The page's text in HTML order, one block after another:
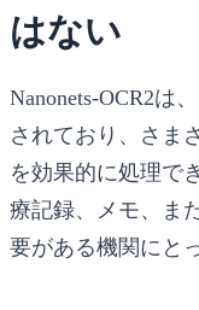
はない
Nanonets-OCR2は
されており、さま
を効果的に処理で
療記録、メモ、ま
要がある機関にと